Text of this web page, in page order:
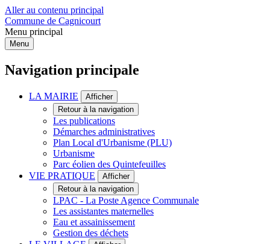
Aller au contenu principal
Commune de Cagnicourt
Menu principal
Menu
Navigation principale
LA MAIRIE
Afficher
Retour à la navigation
Les publications
Démarches administratives
Plan Local d'Urbanisme (PLU)
Urbanisme
Parc éolien des Quintefeuilles
VIE PRATIQUE
Afficher
Retour à la navigation
LPAC - La Poste Agence Communale
Les assistantes maternelles
Eau et assainissement
Gestion des déchets